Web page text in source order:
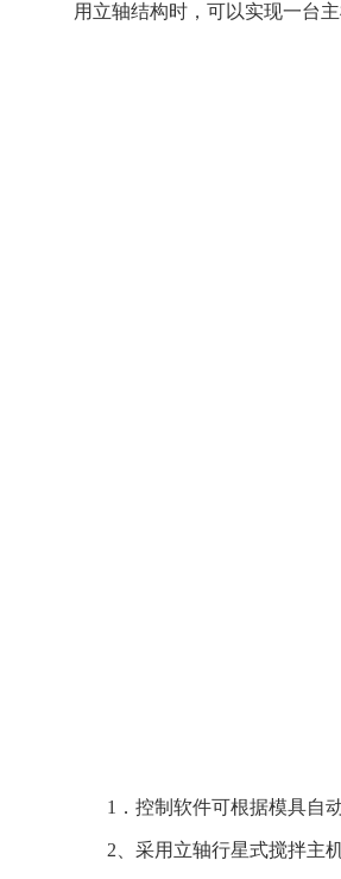
用立轴结构时，可以实现一台
1．控制软件可根据模具自动
2、采用立轴行星式搅拌主机